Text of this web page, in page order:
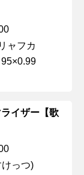
ャフカ
イザー【歌
っつ)